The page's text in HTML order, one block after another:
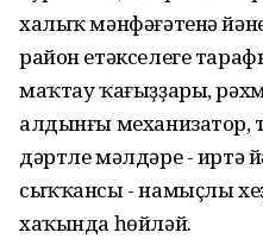
халыҡ мәнфәғәтенә
район етәкселеге
маҡтау ҡағыҙҙары,
алдынғы механизатор,
дәртле мәлдәре - иртә
сыҡҡансы - намыҫлы
хаҡында һөйләй.